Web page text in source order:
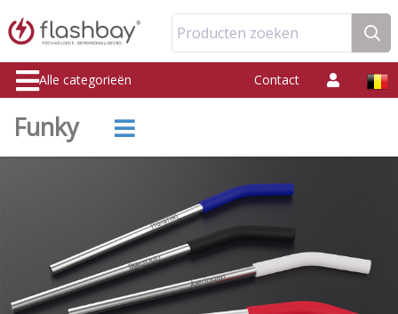
Producten zoeken
Alle categorieën Contact
Funky